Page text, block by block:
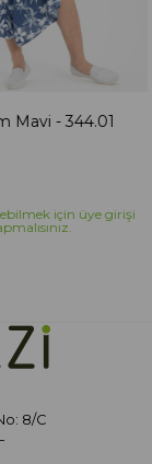
Mavi - 344.01
için üye girişi
8/C